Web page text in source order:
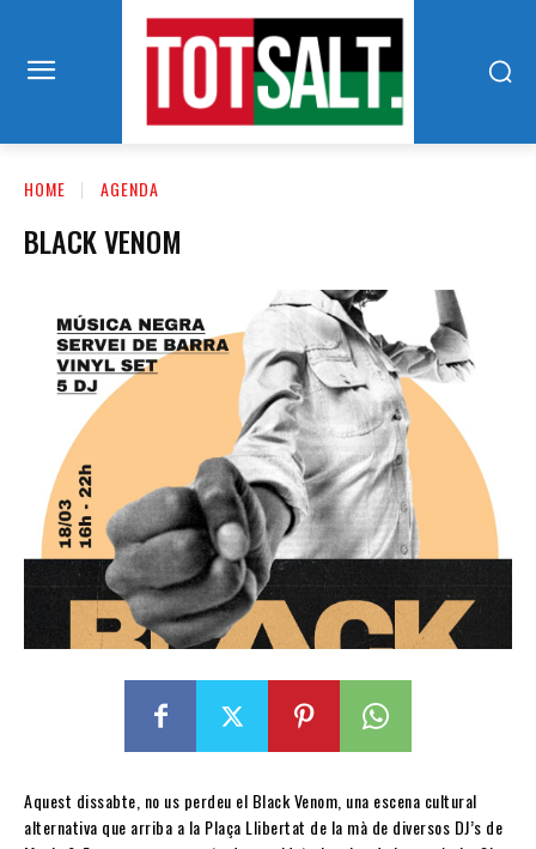
HOME AGENDA
BLACK VENOM
Aquest dissabte, no us perdeu el Black Venom, una escena cultural
alternativa que arriba a la Plaça Llibertat de la mà de diversos DJ’s de